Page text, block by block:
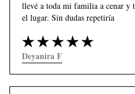
llevé a toda mi familia a cenar y
el lugar. Sin dudas repetiría
Deyanira F